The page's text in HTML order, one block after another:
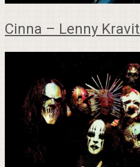
Cinna – Lenny